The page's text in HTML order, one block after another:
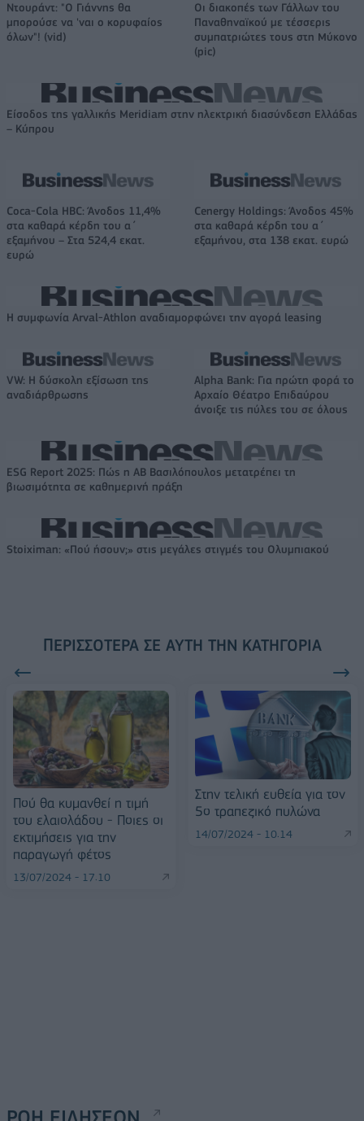
Ντουράντ: "Ο Γιάννης θα
μπορούσε να 'ναι ο κορυφαίος
όλων"! (vid)
Οι διακοπές των Γάλλων του
Παναθηναϊκού με τέσσερις
συμπατριώτες τους στη Μύκονο
(pic)
Είσοδος της γαλλικής Meridiam στην ηλεκτρική διασύνδεση Ελλάδας
– Κύπρου
Coca-Cola HBC: Άνοδος 11,4%
στα καθαρά κέρδη του α΄
εξαμήνου – Στα 524,4 εκατ.
ευρώ
Cenergy Holdings: Άνοδος 45%
στα καθαρά κέρδη του α΄
εξαμήνου, στα 138 εκατ. ευρώ
Η συμφωνία Arval-Athlon αναδιαμορφώνει την αγορά leasing
VW: Η δύσκολη εξίσωση της
αναδιάρθρωσης
Alpha Bank: Για πρώτη φορά το
Αρχαίο Θέατρο Επιδαύρου
άνοιξε τις πύλες του σε όλους
ESG Report 2025: Πώς η ΑΒ Βασιλόπουλος μετατρέπει τη
βιωσιμότητα σε καθημερινή πράξη
Stoiximan: «Πού ήσουν;» στις μεγάλες στιγμές του Ολυμπιακού
ΠΕΡΙΣΣΌΤΕΡΑ ΣΕ ΑΥΤΉ ΤΗΝ ΚΑΤΗΓΟΡΊΑ
Πού θα κυμανθεί η τιμή
του ελαιολάδου - Ποιες οι
εκτιμήσεις για την
παραγωγή φέτος
13/07/2024 - 17:10
Στην τελική ευθεία για τον
5ο τραπεζικό πυλώνα
14/07/2024 - 10:14